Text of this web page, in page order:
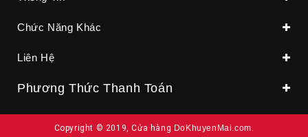
Chức Năng Khác
Liên Hệ
Phương Thức Thanh Toán
Copyright © 2019, Cửa hàng DoKhuyenMai.com